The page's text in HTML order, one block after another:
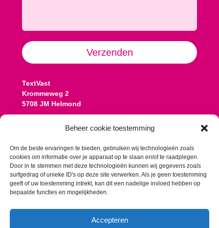
Beheer cookie toestemming
Om de beste ervaringen te bieden, gebruiken wij technologieën zoals
cookies om informatie over je apparaat op te slaan en/of te raadplegen.
Door in te stemmen met deze technologieën kunnen wij gegevens zoals
surfgedrag of unieke ID's op deze site verwerken. Als je geen toestemming
geeft of uw toestemming intrekt, kan dit een nadelige invloed hebben op
bepaalde functies en mogelijkheden.
Accepteren
Verzenden
Alternative:
TextVast
Krommeweg 2
5708 JM Helmond
Koen: 06 13 77 08 25
Romy: 06 10 57 13 58
romy@textvast.nl
Onze algemene voorwaarden